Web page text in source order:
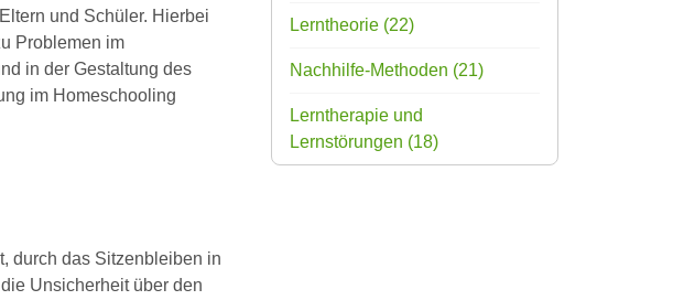
und Schüler. Hierbei
Problemen im
in der Gestaltung des
im Homeschooling
durch das Sitzenbleiben in
Unsicherheit über den
Lerntheorie (22)
Nachhilfe-Methoden (21)
Lerntherapie und
Lernstörungen (18)